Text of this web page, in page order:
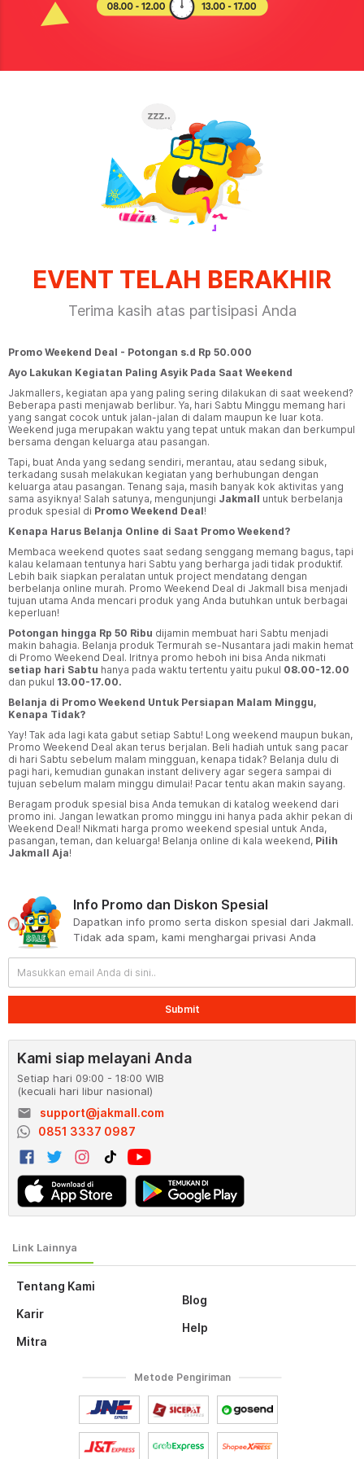
EVENT TELAH BERAKHIR
Terima kasih atas partisipasi Anda
Promo Weekend Deal - Potongan s.d Rp 50.000
Ayo Lakukan Kegiatan Paling Asyik Pada Saat Weekend
Jakmallers, kegiatan apa yang paling sering dilakukan di saat weekend?
Beberapa pasti menjawab berlibur. Ya, hari Sabtu Minggu memang hari
yang sangat cocok untuk jalan-jalan di dalam maupun ke luar kota.
Weekend juga merupakan waktu yang tepat untuk makan dan berkumpul
bersama dengan keluarga atau pasangan.
Tapi, buat Anda yang sedang sendiri, merantau, atau sedang sibuk,
terkadang susah melakukan kegiatan yang berhubungan dengan
keluarga atau pasangan. Tenang saja, masih banyak kok aktivitas yang
sama asyiknya! Salah satunya, mengunjungi Jakmall untuk berbelanja
produk spesial di Promo Weekend Deal!
Kenapa Harus Belanja Online di Saat Promo Weekend?
Membaca weekend quotes saat sedang senggang memang bagus, tapi
kalau kelamaan tentunya hari Sabtu yang berharga jadi tidak produktif.
Lebih baik siapkan peralatan untuk project mendatang dengan
berbelanja online murah. Promo Weekend Deal di Jakmall bisa menjadi
tujuan utama Anda mencari produk yang Anda butuhkan untuk berbagai
keperluan!
Potongan hingga Rp 50 Ribu dijamin membuat hari Sabtu menjadi
makin bahagia. Belanja produk Termurah se-Nusantara jadi makin hemat
di Promo Weekend Deal. Iritnya promo heboh ini bisa Anda nikmati
setiap hari Sabtu hanya pada waktu tertentu yaitu pukul 08.00-12.00
dan pukul 13.00-17.00.
Belanja di Promo Weekend Untuk Persiapan Malam Minggu,
Kenapa Tidak?
Yay! Tak ada lagi kata gabut setiap Sabtu! Long weekend maupun bukan,
Promo Weekend Deal akan terus berjalan. Beli hadiah untuk sang pacar
di hari Sabtu sebelum malam mingguan, kenapa tidak? Belanja dulu di
pagi hari, kemudian gunakan instant delivery agar segera sampai di
tujuan sebelum malam minggu dimulai! Pacar tentu akan makin sayang.
Beragam produk spesial bisa Anda temukan di katalog weekend dari
promo ini. Jangan lewatkan promo minggu ini hanya pada akhir pekan di
Weekend Deal! Nikmati harga promo weekend spesial untuk Anda,
pasangan, teman, dan keluarga! Belanja online di kala weekend, Pilih
Jakmall Aja!
Tentang Kami
Karir
Mitra
Blog
Help
Info Promo dan Diskon Spesial
Dapatkan info promo serta diskon spesial dari Jakmall.
Tidak ada spam, kami menghargai privasi Anda
Submit
Kami siap melayani Anda
Setiap hari 09:00 - 18:00 WIB
(kecuali hari libur nasional)
email
support@jakmall.com
0851 3337 0987
Metode Pengiriman